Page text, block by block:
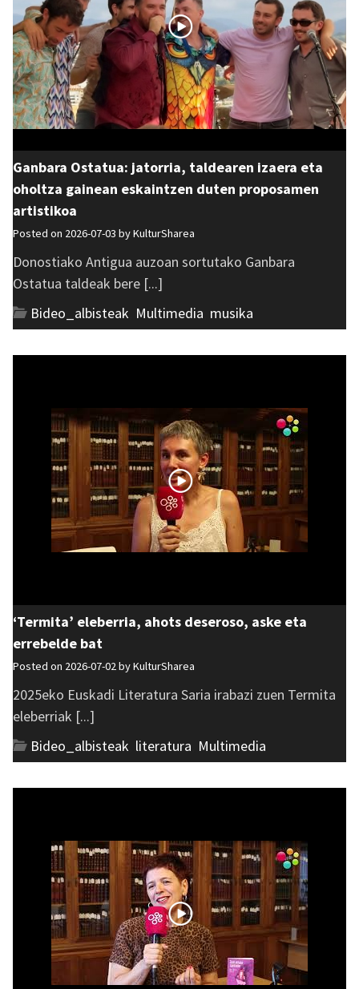
Ganbara Ostatua: jatorria, taldearen izaera eta
oholtza gainean eskaintzen duten proposamen
artistikoa
Posted on 2026-07-03 byKulturSharea
Donostiako Antigua auzoan sortutako Ganbara
Ostatua taldeak bere [...]
Bideo_albisteak Multimedia musika
‘Termita’ eleberria, ahots deseroso, aske eta
errebelde bat
Posted on 2026-07-02 byKulturSharea
2025eko Euskadi Literatura Saria irabazi zuen Termita
eleberriak [...]
Bideo_albisteak literatura Multimedia